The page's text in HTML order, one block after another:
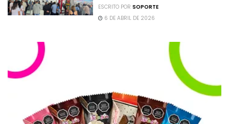
ESCRITO PORSOPORTE
6 DE ABRIL DE 2026